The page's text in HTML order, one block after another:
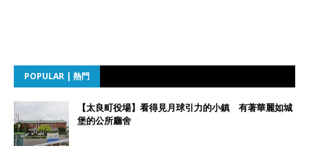
POPULAR | 熱門
【太良町役場】看得見月球引力的小鎮 有著華麗如城
堡的公所廳舍